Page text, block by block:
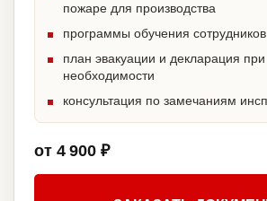
пожаре для производства
программы обучения сотрудников
план эвакуации и декларация при
необходимости
консультация по замечаниям
от 4 900 ₽